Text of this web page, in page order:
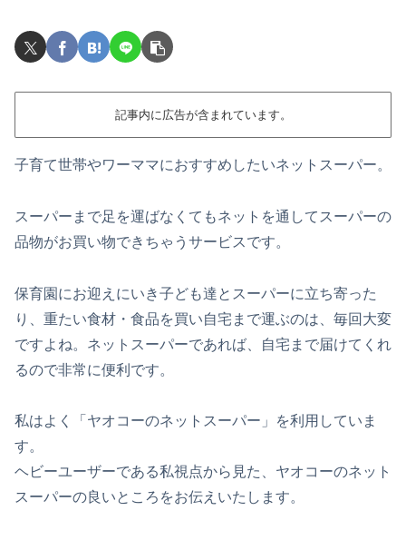
記事内に広告が含まれています。
子育て世帯やワーママにおすすめしたいネットスーパー。
スーパーまで足を運ばなくてもネットを通してスーパーの
品物がお買い物できちゃうサービスです。
保育園にお迎えにいき子ども達とスーパーに立ち寄った
り、重たい食材・食品を買い自宅まで運ぶのは、毎回大変
ですよね。ネットスーパーであれば、自宅まで届けてくれ
るので非常に便利です。
私はよく「ヤオコーのネットスーパー」を利用していま
す。
ヘビーユーザーである私視点から見た、ヤオコーのネット
スーパーの良いところをお伝えいたします。